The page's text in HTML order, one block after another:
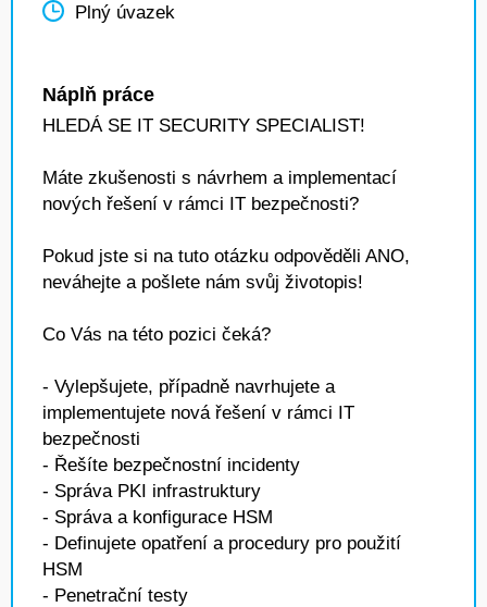
Plný úvazek
Náplň práce
HLEDÁ SE IT SECURITY SPECIALIST!
Máte zkušenosti s návrhem a implementací
nových řešení v rámci IT bezpečnosti?
Pokud jste si na tuto otázku odpověděli ANO,
neváhejte a pošlete nám svůj životopis!
Co Vás na této pozici čeká?
- Vylepšujete, případně navrhujete a
implementujete nová řešení v rámci IT
bezpečnosti
- Řešíte bezpečnostní incidenty
- Správa PKI infrastruktury
- Správa a konfigurace HSM
- Definujete opatření a procedury pro použití
HSM
- Penetrační testy